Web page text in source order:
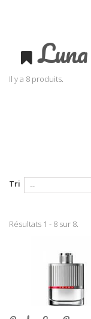
Il y a 8 produits.
Tri
Résultats 1 - 8 sur 8.